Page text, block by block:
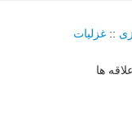
:: غزلیات
ها